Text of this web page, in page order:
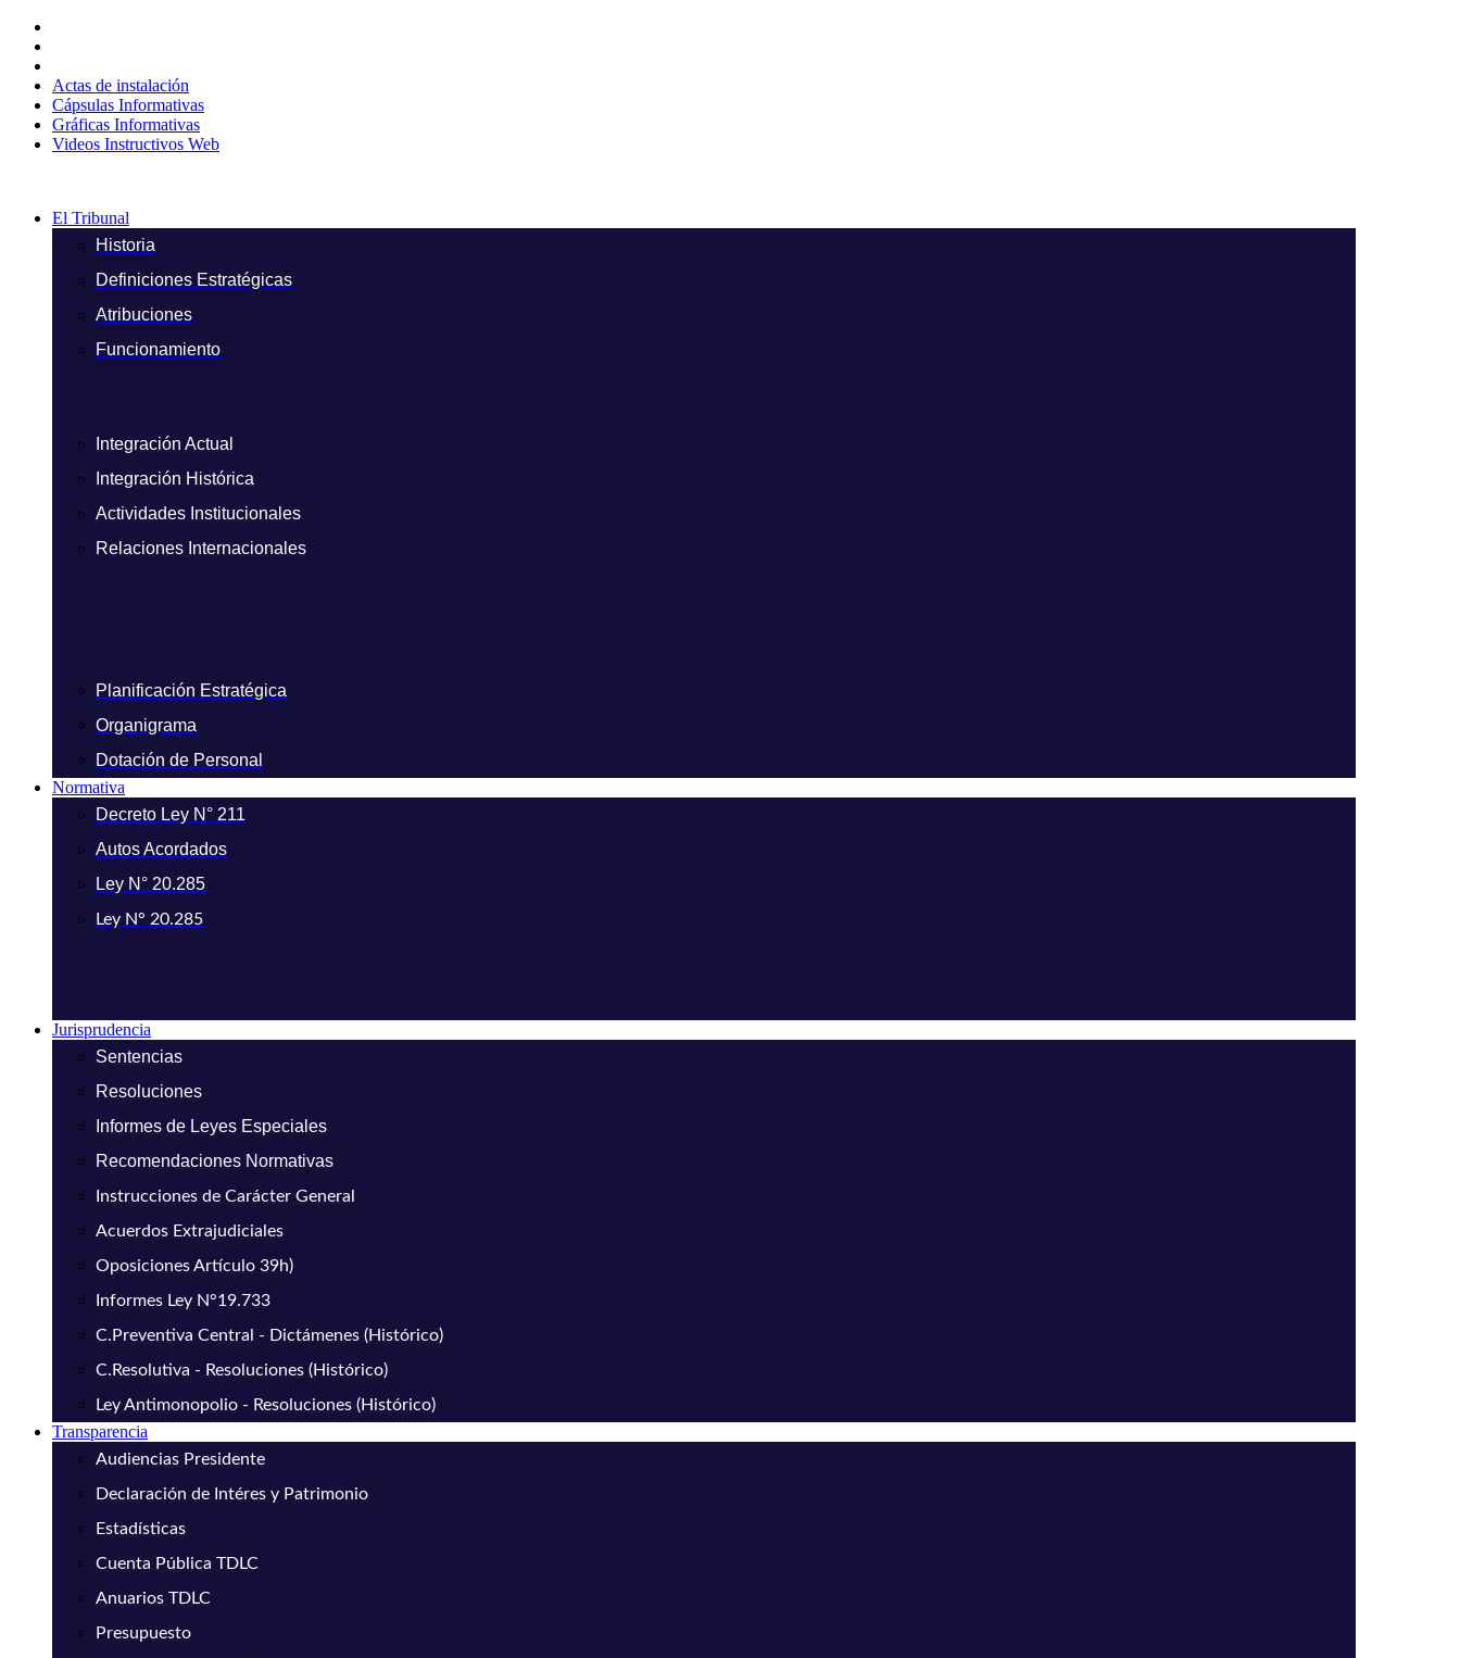
contenido
Actas de instalación
Cápsulas Informativas
Gráficas Informativas
Videos Instructivos Web
El Tribunal
Historia
Definiciones Estratégicas
Atribuciones
Funcionamiento
Integración Actual
Integración Histórica
Actividades Institucionales
Relaciones Internacionales
Planificación Estratégica
Organigrama
Dotación de Personal
Normativa
Decreto Ley N° 211
Autos Acordados
Ley N° 20.285
Ley N° 20.285
Jurisprudencia
Sentencias
Resoluciones
Informes de Leyes Especiales
Recomendaciones Normativas
Instrucciones de Carácter General
Acuerdos Extrajudiciales
Oposiciones Artículo 39h)
Informes Ley N°19.733
C.Preventiva Central - Dictámenes (Histórico)
C.Resolutiva - Resoluciones (Histórico)
Ley Antimonopolio - Resoluciones (Histórico)
Transparencia
Audiencias Presidente
Declaración de Intéres y Patrimonio
Estadísticas
Cuenta Pública TDLC
Anuarios TDLC
Presupuesto